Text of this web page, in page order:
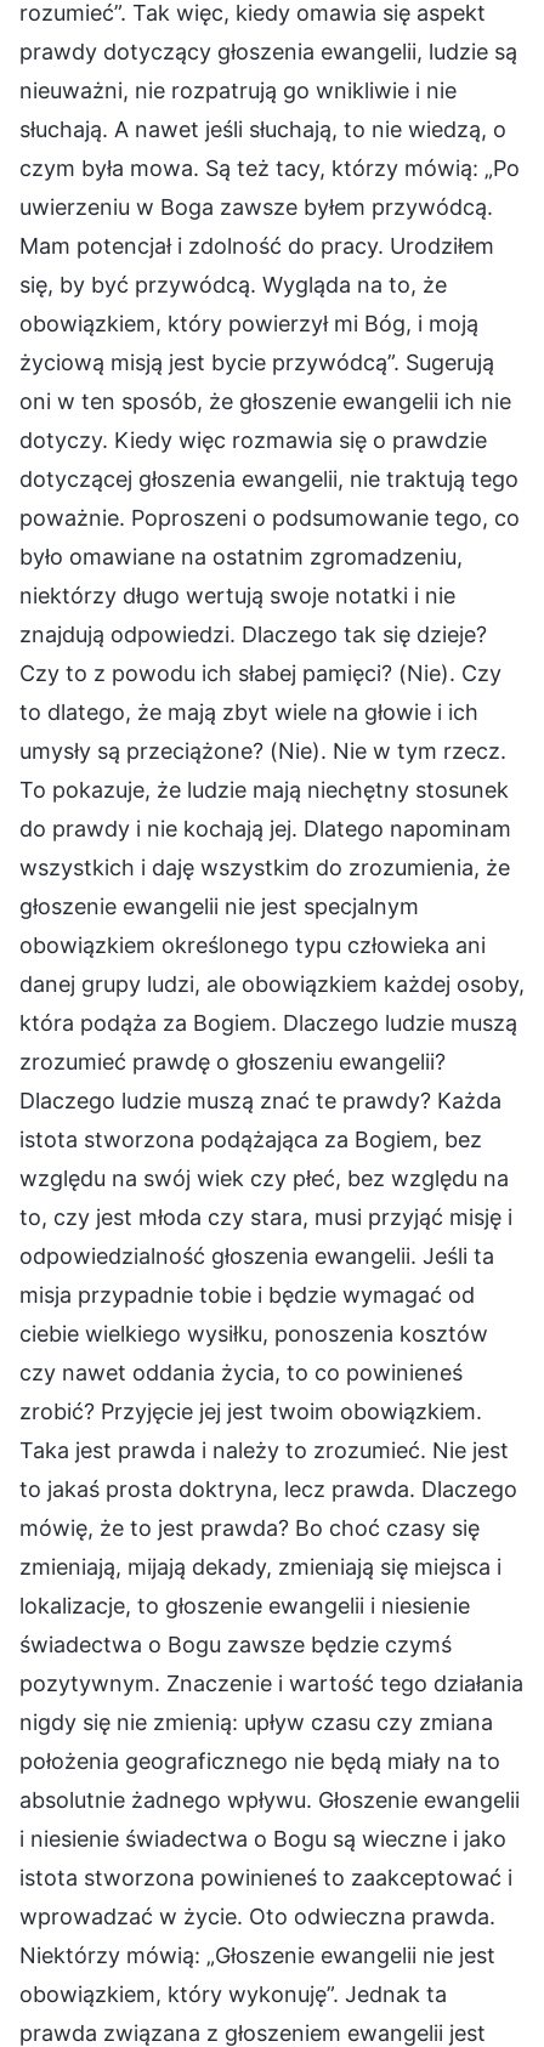
rozumieć”. Tak więc, kiedy omawia się aspekt
prawdy dotyczący głoszenia ewangelii, ludzie są
nieuważni, nie rozpatrują go wnikliwie i nie
słuchają. A nawet jeśli słuchają, to nie wiedzą, o
czym była mowa. Są też tacy, którzy mówią: „Po
uwierzeniu w Boga zawsze byłem przywódcą.
Mam potencjał i zdolność do pracy. Urodziłem
się, by być przywódcą. Wygląda na to, że
obowiązkiem, który powierzył mi Bóg, i moją
życiową misją jest bycie przywódcą”. Sugerują
oni w ten sposób, że głoszenie ewangelii ich nie
dotyczy. Kiedy więc rozmawia się o prawdzie
dotyczącej głoszenia ewangelii, nie traktują tego
poważnie. Poproszeni o podsumowanie tego, co
było omawiane na ostatnim zgromadzeniu,
niektórzy długo wertują swoje notatki i nie
znajdują odpowiedzi. Dlaczego tak się dzieje?
Czy to z powodu ich słabej pamięci? (Nie). Czy
to dlatego, że mają zbyt wiele na głowie i ich
umysły są przeciążone? (Nie). Nie w tym rzecz.
To pokazuje, że ludzie mają niechętny stosunek
do prawdy i nie kochają jej. Dlatego napominam
wszystkich i daję wszystkim do zrozumienia, że
głoszenie ewangelii nie jest specjalnym
obowiązkiem określonego typu człowieka ani
danej grupy ludzi, ale obowiązkiem każdej osoby,
która podąża za Bogiem. Dlaczego ludzie muszą
zrozumieć prawdę o głoszeniu ewangelii?
Dlaczego ludzie muszą znać te prawdy? Każda
istota stworzona podążająca za Bogiem, bez
względu na swój wiek czy płeć, bez względu na
to, czy jest młoda czy stara, musi przyjąć misję i
odpowiedzialność głoszenia ewangelii. Jeśli ta
misja przypadnie tobie i będzie wymagać od
ciebie wielkiego wysiłku, ponoszenia kosztów
czy nawet oddania życia, to co powinieneś
zrobić? Przyjęcie jej jest twoim obowiązkiem.
Taka jest prawda i należy to zrozumieć. Nie jest
to jakaś prosta doktryna, lecz prawda. Dlaczego
mówię, że to jest prawda? Bo choć czasy się
zmieniają, mijają dekady, zmieniają się miejsca i
lokalizacje, to głoszenie ewangelii i niesienie
świadectwa o Bogu zawsze będzie czymś
pozytywnym. Znaczenie i wartość tego działania
nigdy się nie zmienią: upływ czasu czy zmiana
położenia geograficznego nie będą miały na to
absolutnie żadnego wpływu. Głoszenie ewangelii
i niesienie świadectwa o Bogu są wieczne i jako
istota stworzona powinieneś to zaakceptować i
wprowadzać w życie. Oto odwieczna prawda.
Niektórzy mówią: „Głoszenie ewangelii nie jest
obowiązkiem, który wykonuję”. Jednak ta
prawda związana z głoszeniem ewangelii jest